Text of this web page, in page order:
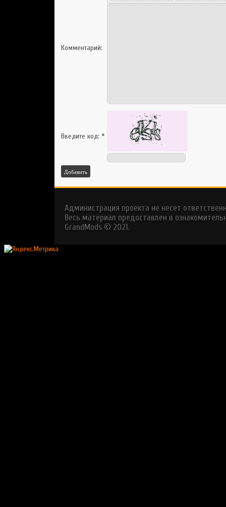
Комментарий:
Введите код: *
Добавить
Администрация проекта не несет
Весь материал предоставлен в
GrandMods © 2021.